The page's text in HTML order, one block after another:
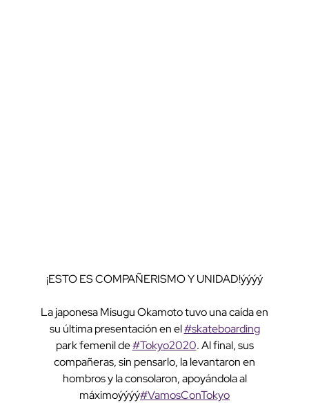
¡ESTO ES COMPAÑERISMO Y UNIDAD!ýýýý
La japonesa Misugu Okamoto tuvo una caída en
su última presentación en el#skateboarding
park femenil de#Tokyo2020. Al final, sus
compañeras, sin pensarlo, la levantaron en
hombros y la consolaron, apoyándola al
máximoýýýý#VamosConTokyo